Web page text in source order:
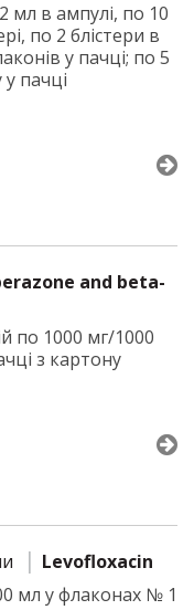
мл в ампулі, по 10
по 2 блістери в
у пачці; по 5
у пачці
and beta-
по 1000 мг/1000
з картону
Levofloxacin
мл у флаконах № 1